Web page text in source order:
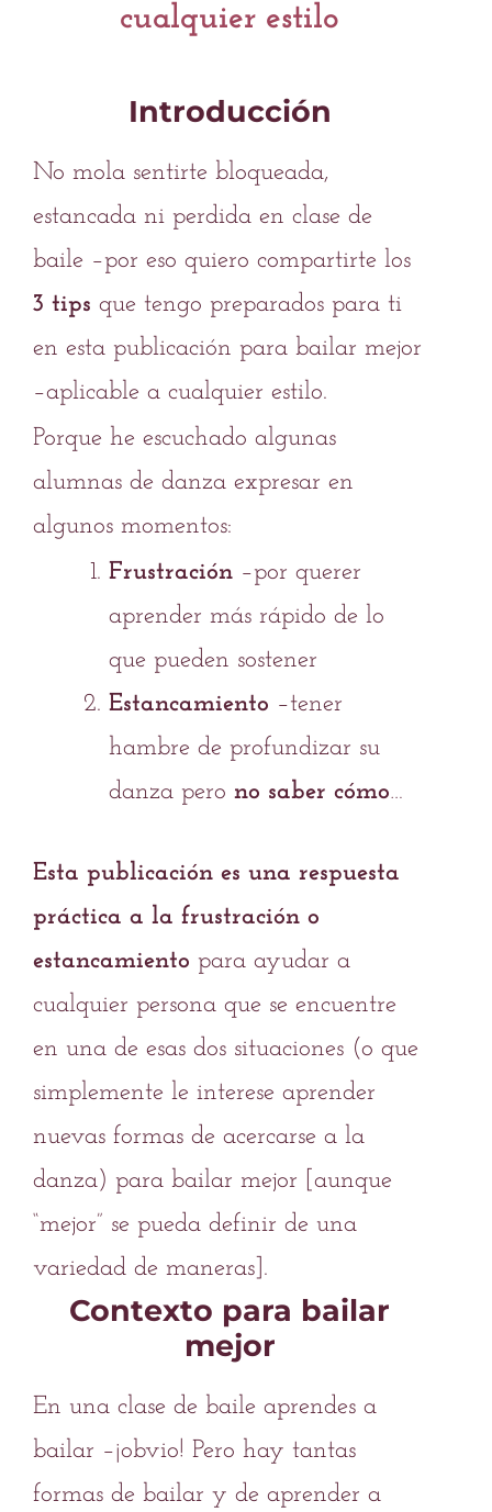
cualquier estilo
Introducción
No mola sentirte bloqueada,
estancada ni perdida en clase de
baile –por eso quiero compartirte los
3 tips que tengo preparados para ti
en esta publicación para bailar mejor
–aplicable a cualquier estilo.
Porque he escuchado algunas
alumnas de danza expresar en
algunos momentos:
Frustración –por querer
aprender más rápido de lo
que pueden sostener
Estancamiento –tener
hambre de profundizar su
danza pero no saber cómo…
Esta publicación es una respuesta
práctica a la frustración o
estancamiento para ayudar a
cualquier persona que se encuentre
en una de esas dos situaciones (o que
simplemente le interese aprender
nuevas formas de acercarse a la
danza) para bailar mejor [aunque
“mejor” se pueda definir de una
variedad de maneras].
Contexto para bailar
mejor
En una clase de baile aprendes a
bailar –¡obvio! Pero hay tantas
formas de bailar y de aprender a